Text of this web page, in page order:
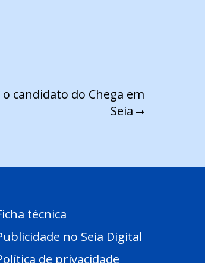
candidato do Chega em
Seia
técnica
no Seia Digital
de privacidade